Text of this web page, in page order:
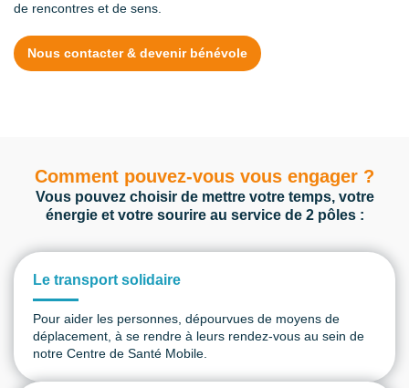
de rencontres et de sens.
Nous contacter & devenir bénévole
Comment pouvez-vous vous engager ?
Vous pouvez choisir de mettre votre temps, votre
énergie et votre sourire au service de 2 pôles :
Le transport solidaire
Pour aider les personnes, dépourvues de moyens de
déplacement, à se rendre à leurs rendez-vous au sein de
notre Centre de Santé Mobile.